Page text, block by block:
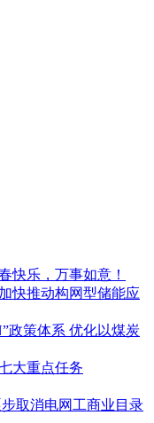
快乐，万事如意！
快推动构网型储能应
政策体系 优化以煤炭
大重点任务
取消电网工商业目录